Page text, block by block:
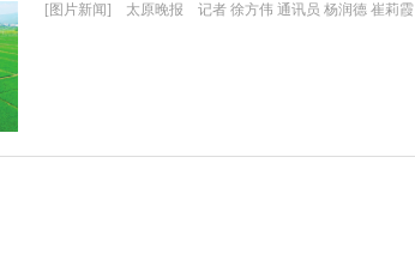
[图片新闻] 太原晚报 记者 徐方伟 通讯员 杨润德 崔莉霞